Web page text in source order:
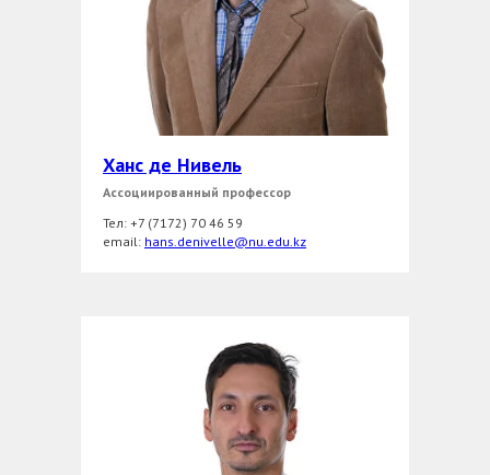
Ханс де Нивель
Ассоциированный профессор
Тел: +7 (7172) 70 46 59
еmail: hans.denivelle@nu.edu.kz